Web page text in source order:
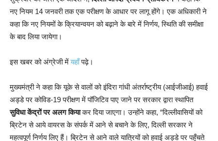
नए नियम 14 जनवरी तक एक परीक्षण के आधार पर लागू होंगे। एक अधिकारी ने
कहा कि नए नियमों के क्रियान्वयन को बढ़ाने के बारे में निर्णय, स्थिति की समीक्षा
के बाद लिया जायेगा।
इस खबर को अंग्रेजी मेंयहाँपढ़े।
मुख्यमंत्री ने कहा कि यूके से वालों को इंदिरा गांधी अंतर्राष्ट्रीय (आईजीआई) हवाई
अड्डे पर कोविड-19 परीक्षण में पॉजिटिव पाए जाने पर सरकार द्वारा स्थापित
सुविधा केंद्रों पर अलग कियाकर दिया जाएगा। उन्होंने कहा, “दिल्लीवासियों को
ब्रिटेन से आये वायरस के संपर्क में आने से बचाने के लिए, दिल्ली सरकार ने
महत्वपूर्ण निर्णय लिए हैं। ब्रिटेन से आने वाले यात्रियों को हवाई अड्डे पर पहुँचते